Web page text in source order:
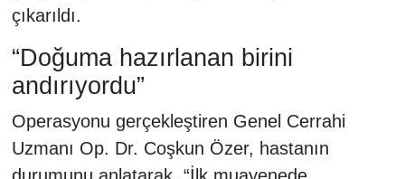
çıkarıldı.
“Doğuma hazırlanan birini
andırıyordu”
Operasyonu gerçekleştiren Genel Cerrahi
Uzmanı Op. Dr. Coşkun Özer, hastanın